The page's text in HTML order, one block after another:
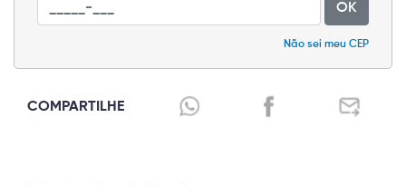
OK
Não sei meu CEP
COMPARTILHE